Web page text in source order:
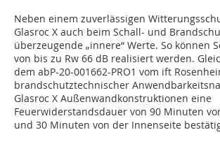
Neben einem zuverlässigen
Glasroc X auch beim Schall- und
überzeugende „innere“ Werte. So können
von bis zu Rw 66 dB realisiert werden.
dem abP-20-001662-PRO1 vom ift
brandschutztechnischer
Glasroc X Außenwandkonstruktionen eine
Feuerwiderstandsdauer von 90 Minuten
und 30 Minuten von der Innenseite